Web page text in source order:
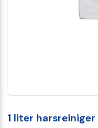
1 liter